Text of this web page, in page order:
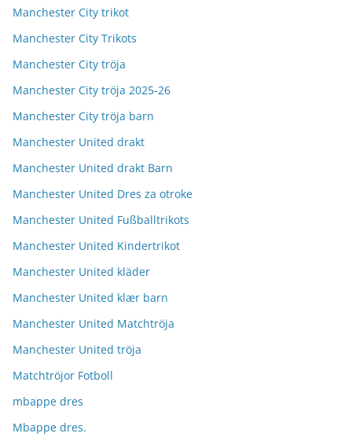
Manchester City trikot
Manchester City Trikots
Manchester City tröja
Manchester City tröja 2025-26
Manchester City tröja barn
Manchester United drakt
Manchester United drakt Barn
Manchester United Dres za otroke
Manchester United Fußballtrikots
Manchester United Kindertrikot
Manchester United kläder
Manchester United klær barn
Manchester United Matchtröja
Manchester United tröja
Matchtröjor Fotboll
mbappe dres
Mbappe dres.